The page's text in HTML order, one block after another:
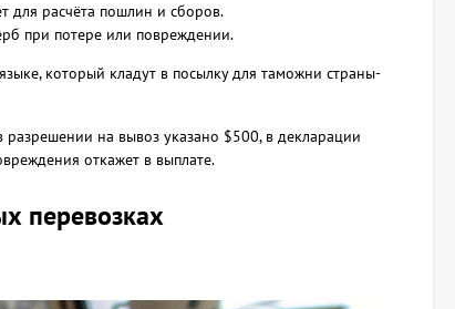
для расчёта пошлин и сборов.
при потере или повреждении.
который кладут в посылку для таможни страны-
на вывоз указано $500, в декларации
откажет в выплате.
перевозках